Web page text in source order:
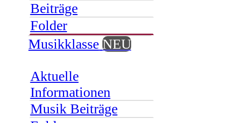
Beiträge
Folder
Musikklasse NEU
Aktuelle
Informationen
Musik Beiträge